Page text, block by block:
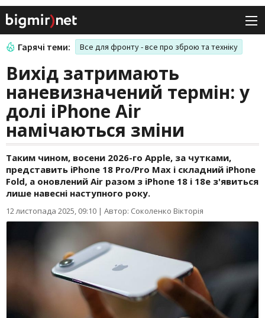
Гарячі теми: Все для фронту - все про зброю та техніку
Вихід затримають
наневизначений термін: у
долі iPhone Air
намічаються зміни
Таким чином, восени 2026-го Apple, за чутками,
представить iPhone 18 Pro/Pro Max і складний iPhone
Fold, а оновлений Air разом з iPhone 18 і 18e з'явиться
лише навесні наступного року.
12 листопада 2025, 09:10 | Автор: Соколенко Вікторія